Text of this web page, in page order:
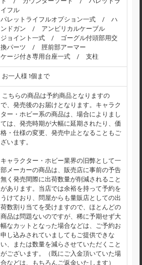
イフル
パレットライフルオプション一式 / ハ
ンドガン / アンビリカルケーブル
ジョイント一式 / ゴーグル付頭部用交
換パーツ / 脛前部アーマー
ケージ付き専用台座一式 / 支柱
お一人様 1個まで
こちらの商品は予約商品となりますの
で、発売後のお届けとなります。キャラク
ター・ホビー系の商品は、場合によりまし
ては、発売時期が大幅に延期されたり、価
格・仕様の変更、発売中止となることもご
ざいます。
キャラクター・ホビー業界の旧弊として一
部メーカーの商品は、販売店に事前の予告
無く発売間際に出荷数量が削減されること
があります。当店では余裕を持って予約を
うけており、問屋からも量販店としての出
荷数割り当てを受けますので、ほとんどの
商品は問題ないのですが、稀に予期せず大
幅なカットとなった場合などは、ご予約お
申し込みされていましてもご提供できな
い、または数量を減らさせていただくこと
がございます。（既にご入金頂いていた場
合などは、もちろんご返金いたします）